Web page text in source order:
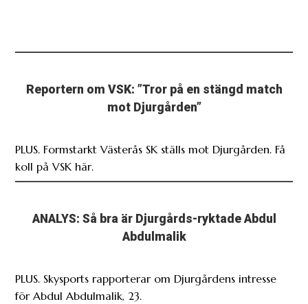
Reportern om VSK: ”Tror på en stängd match
mot Djurgården”
PLUS. Formstarkt Västerås SK ställs mot Djurgården. Få
koll på VSK här.
ANALYS: Så bra är Djurgårds-ryktade Abdul
Abdulmalik
PLUS. Skysports rapporterar om Djurgårdens intresse
för Abdul Abdulmalik, 23.